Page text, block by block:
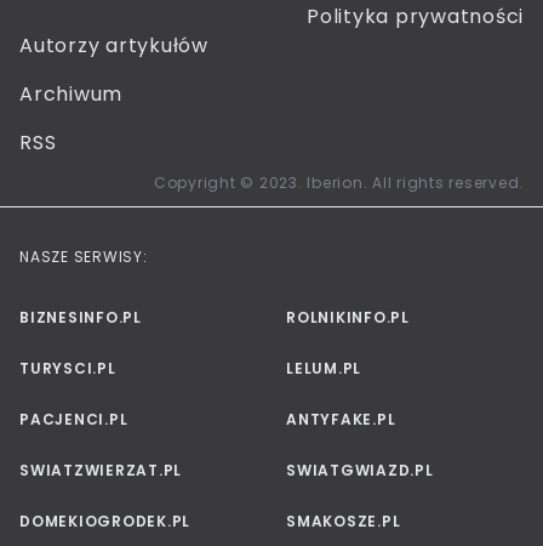
Polityka prywatności
Autorzy artykułów
Archiwum
RSS
Copyright © 2023. Iberion. All rights reserved.
NASZE SERWISY:
BIZNESINFO.PL ROLNIKINFO.PL
TURYSCI.PL LELUM.PL
PACJENCI.PL ANTYFAKE.PL
SWIATZWIERZAT.PL SWIATGWIAZD.PL
DOMEKIOGRODEK.PL SMAKOSZE.PL